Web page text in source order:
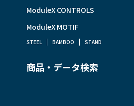
ModuleX CONTROLS
ModuleX MOTIF
STEEL BAMBOO STAND
商品・データ検索